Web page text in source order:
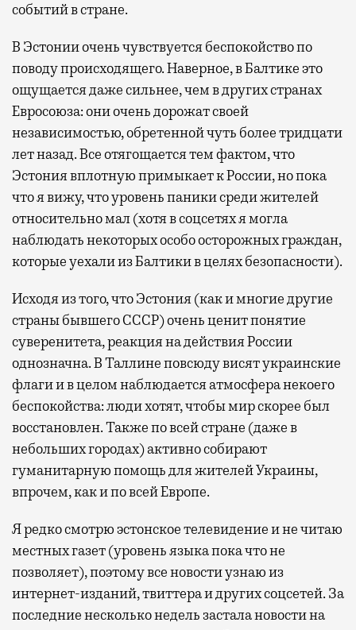
событий в стране.
В Эстонии очень чувствуется беспокойство по
поводу происходящего. Наверное, в Балтике это
ощущается даже сильнее, чем в других странах
Евросоюза: они очень дорожат своей
независимостью, обретенной чуть более тридцати
лет назад. Все отягощается тем фактом, что
Эстония вплотную примыкает к России, но пока
что я вижу, что уровень паники среди жителей
относительно мал (хотя в соцсетях я могла
наблюдать некоторых особо осторожных граждан,
которые уехали из Балтики в целях безопасности).
Исходя из того, что Эстония (как и многие другие
страны бывшего СССР) очень ценит понятие
суверенитета, реакция на действия России
однозначна. В Таллине повсюду висят украинские
флаги и в целом наблюдается атмосфера некоего
беспокойства: люди хотят, чтобы мир скорее был
восстановлен. Также по всей стране (даже в
небольших городах) активно собирают
гуманитарную помощь для жителей Украины,
впрочем, как и по всей Европе.
Я редко смотрю эстонское телевидение и не читаю
местных газет (уровень языка пока что не
позволяет), поэтому все новости узнаю из
интернет-изданий, твиттера и других соцсетей. За
последние несколько недель застала новости на